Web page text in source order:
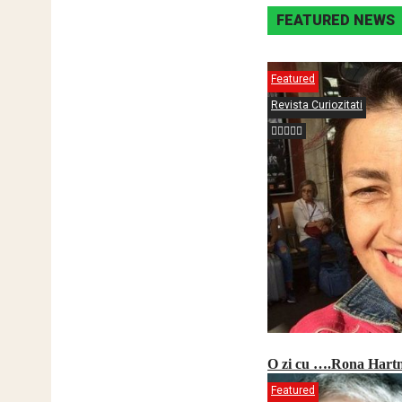
FEATURED NEWS
Featured
Revista Curiozitati
O zi cu ….Rona
Featured